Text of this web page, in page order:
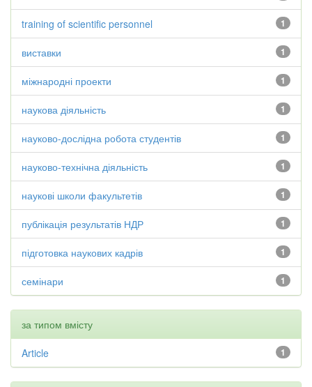
1
training of scientific personnel
1
виставки
1
міжнародні проекти
1
наукова діяльність
1
науково-дослідна робота студентів
1
науково-технічна діяльність
1
наукові школи факультетів
1
публікація результатів НДР
1
підготовка наукових кадрів
1
семінари
за типом вмісту
1
Article